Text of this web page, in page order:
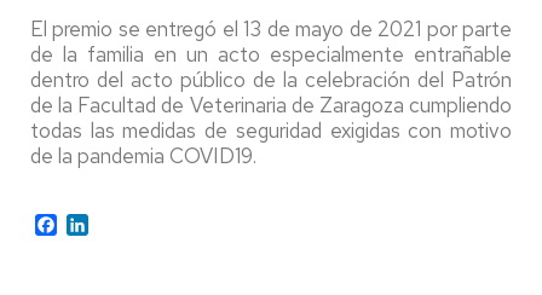
El premio se entregó el 13 de mayo de 2021 por parte
de la familia en un acto especialmente entrañable
dentro del acto público de la celebración del Patrón
de la Facultad de Veterinaria de Zaragoza cumpliendo
todas las medidas de seguridad exigidas con motivo
de la pandemia COVID19.
Facebook